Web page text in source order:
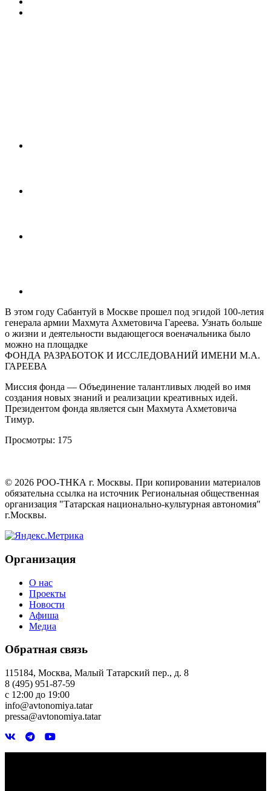
В этом году Сабантуй в Москве прошел под эгидой 100-летия
генерала армии Махмута Ахметовича Гареева. Узнать больше
о жизни и деятельности выдающегося военачальника было
можно на площадке
ФОНДА РАЗРАБОТОК И ИССЛЕДОВАНИЙ ИМЕНИ М.А.
ГАРЕЕВА
Миссия фонда — Объединение талантливых людей во имя
создания новых знаний и реализации креативных идей.
Президентом фонда является сын Махмута Ахметовича
Тимур.
Просмотры: 175
© 2026 РОО-ТНКА г. Москвы. При копировании материалов
обязательна ссылка на источник Региональная общественная
организация "Татарская национально-культурная автономия"
г.Москвы.
Организация
О нас
Проекты
Новости
Афиша
Медиа
Обратная связь
115184, Москва, Малый Татарский пер., д. 8
8 (495) 951-87-59
с 12:00 до 19:00
info@avtonomiya.tatar
pressa@avtonomiya.tatar